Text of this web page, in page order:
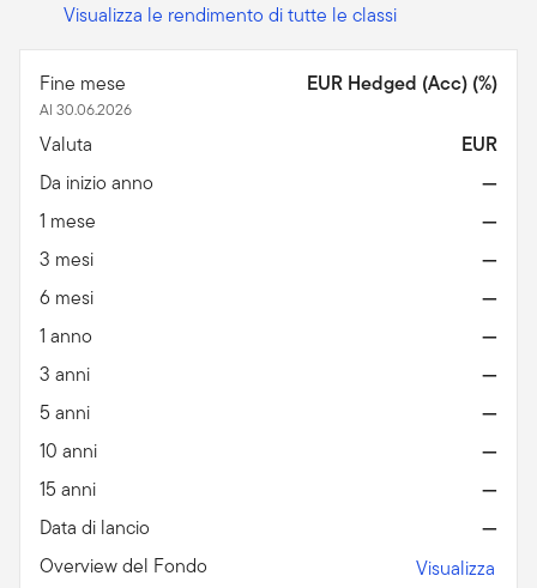
Visualizza le rendimento di tutte le classi
Fine mese
Al 30.06.2026
EUR Hedged (Acc) (%)
Valuta
EUR
Da inizio anno
—
1 mese
—
3 mesi
—
6 mesi
—
1 anno
—
3 anni
—
5 anni
—
10 anni
—
15 anni
—
Data di lancio
—
Overview del Fondo
Visualizza